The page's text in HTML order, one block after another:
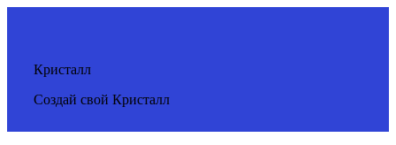
Кристалл
Создай свой Кристалл